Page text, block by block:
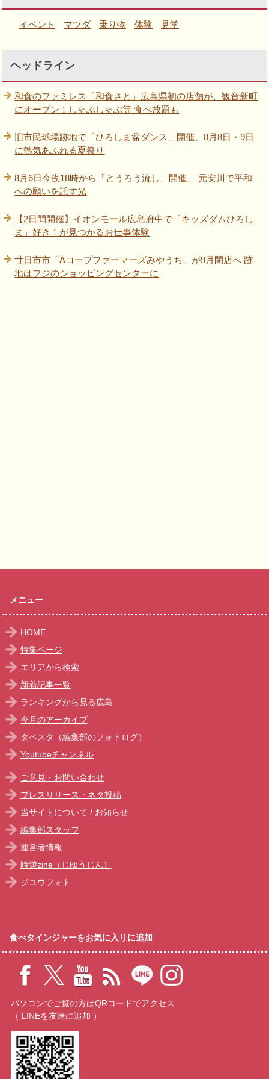
イベント マツダ 乗り物 体験 見学
ヘッドライン
和食のファミレス「和食さと」広島県初の店舗が、観音新町
にオープン！しゃぶしゃぶ等 食べ放題も
旧市民球場跡地で「ひろしま盆ダンス」開催、8月8日・9日
に熱気あふれる夏祭り
8月6日今夜18時から「とうろう流し」開催、 元安川で平和
への願いを託す光
【2日間開催】イオンモール広島府中で「キッズダムひろし
ま」好き！が見つかるお仕事体験
廿日市市「Aコープファーマーズみやうち」が9月閉店へ 跡
地はフジのショッピングセンターに
メニュー
HOME
特集ページ
エリアから検索
新着記事一覧
ランキングから見る広島
今月のアーカイブ
タベスタ（編集部のフォトログ）
Youtubeチャンネル
ご意見・お問い合わせ
プレスリリース・ネタ投稿
当サイトについて / お知らせ
編集部スタッフ
運営者情報
時遊zine（じゆうじん）
ジユウフォト
食べタインジャーをお気に入りに追加
パソコンでご覧の方はQRコードでアクセス
（ LINEを友達に追加 ）